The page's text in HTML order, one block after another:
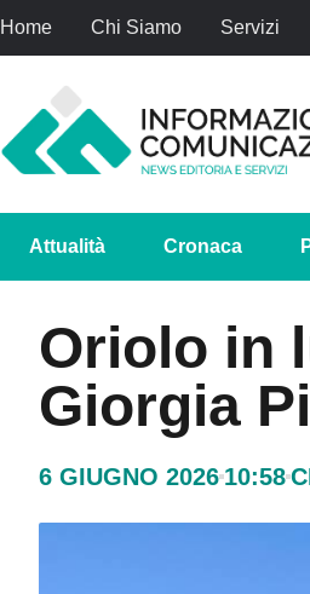
Home Chi Siamo Servizi
Attualità Cronaca
Oriolo in
Giorgia
6 GIUGNO 2026 10:58